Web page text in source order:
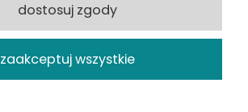
VINYL TAMKA
dostosuj zgody
zaakceptuj wszystkie